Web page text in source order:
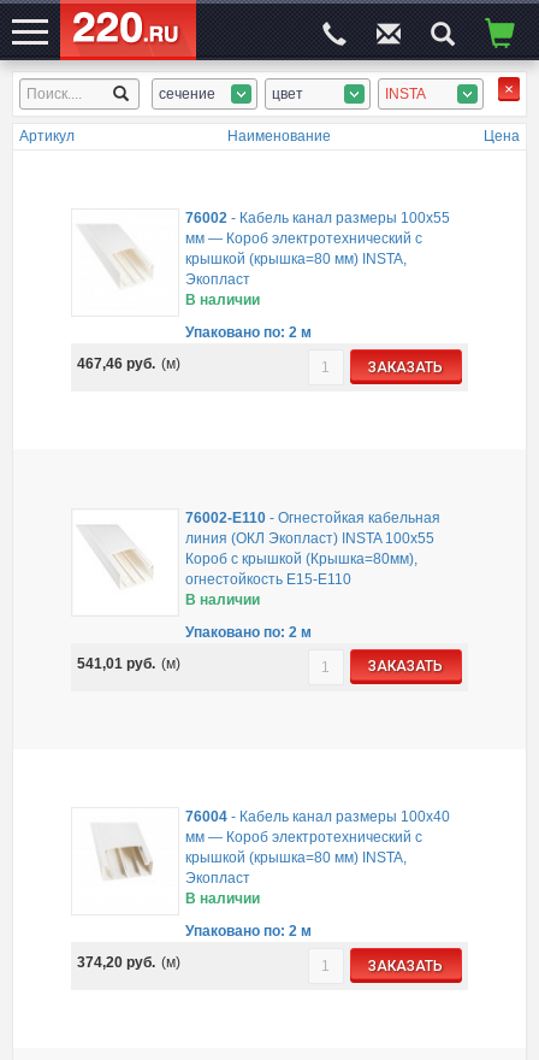
ЭЛЕКТРОСАЙТ№1 сечение цвет INSTA
Артикул Наименование Цена
76002 - Кабель канал размеры 100x55
мм — Короб электротехнический с
крышкой (крышка=80 мм) INSTA,
Экопласт
В наличии
Упаковано по: 2 м
467,46руб. (м) ЗАКАЗАТЬ
76002-E110 -Огнестойкая кабельная
линия (ОКЛ Экопласт) INSTA 100x55
Короб с крышкой (Крышка=80мм),
огнестойкость E15-E110
В наличии
Упаковано по: 2 м
541,01руб. (м) ЗАКАЗАТЬ
76004 - Кабель канал размеры 100x40
мм — Короб электротехнический с
крышкой (крышка=80 мм) INSTA,
Экопласт
В наличии
Упаковано по: 2 м
374,20руб. (м) ЗАКАЗАТЬ